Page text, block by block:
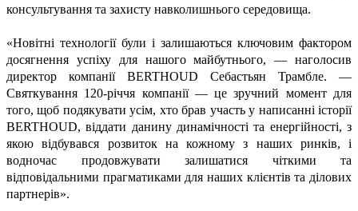
консультування та захисту навколишнього середовища.
«Новітні технології були і залишаються ключовим фактором
досягнення успіху для нашого майбутнього, — наголосив
директор компанії BERTHOUD Себастьян Трамбле. —
Святкування 120-річчя компанії — це зручний момент для
того, щоб подякувати усім, хто брав участь у написанні історії
BERTHOUD, віддати данину динамічності та енергійності, з
якою відбувався розвиток на кожному з наших ринків, і
водночас продовжувати залишатися чіткими та
відповідальними прагматиками для наших клієнтів та ділових
партнерів».